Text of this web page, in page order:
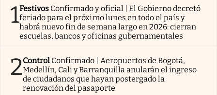
1Festivos Confirmado y oficial | El Gobierno decretó
feriado para el próximo lunes en todo el país y
habrá nuevo fin de semana largo en 2026: cierran
escuelas, bancos y oficinas gubernamentales
2Control Confirmado | Aeropuertos de Bogotá,
Medellín, Cali y Barranquilla anularán el ingreso
de ciudadanos que hayan postergado la
renovación del pasaporte